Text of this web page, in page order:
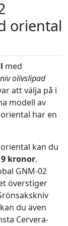
oriental
med
olivslipad
att välja på i
modell av
har en
kan du
kronor.
GNM-02
överstiger
du även
Cervera-